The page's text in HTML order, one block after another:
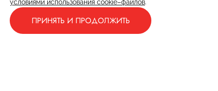
условиями использования cookie–файлов.
ПРИНЯТЬ И ПРОДОЛЖИТЬ